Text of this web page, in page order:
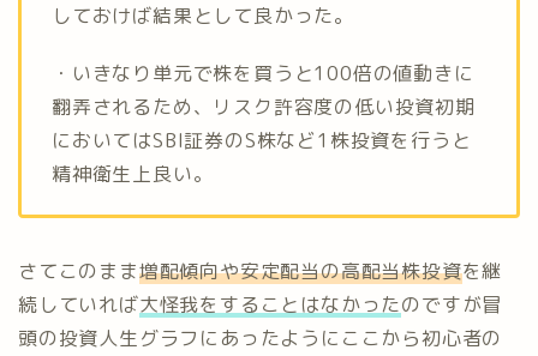
しておけば結果として良かった。
・いきなり単元で株を買うと100倍の値動きに
翻弄されるため、リスク許容度の低い投資初期
においてはSBI証券のS株など1株投資を行うと
精神衛生上良い。
さてこのまま増配傾向や安定配当の高配当株投資を継
続していれば大怪我をすることはなかったのですが冒
頭の投資人生グラフにあったようにここから初心者の